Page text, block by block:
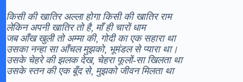
किसी की खातिर अल्ला होगा किसी की खातिर राम
लेकिन अपनी खातिर तो है, माँ ही चारों धाम
जब आँख खुली तो अम्मा की, गोदी का एक सहारा था
उसका नन्हा सा आँचल मुझको, भूमंडल से प्यारा था।
उसके चेहरे की झलक देख, चेहरा फूलों-सा खिलता था
उसके स्तन की एक बूँद से, मुझको जीवन मिलता था